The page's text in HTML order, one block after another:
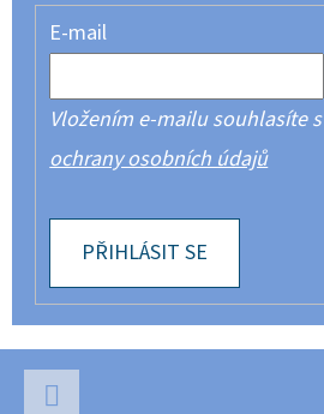
E-mail
Vložením e-mailu souhlasíte s
ochrany osobních údajů
PŘIHLÁSIT SE